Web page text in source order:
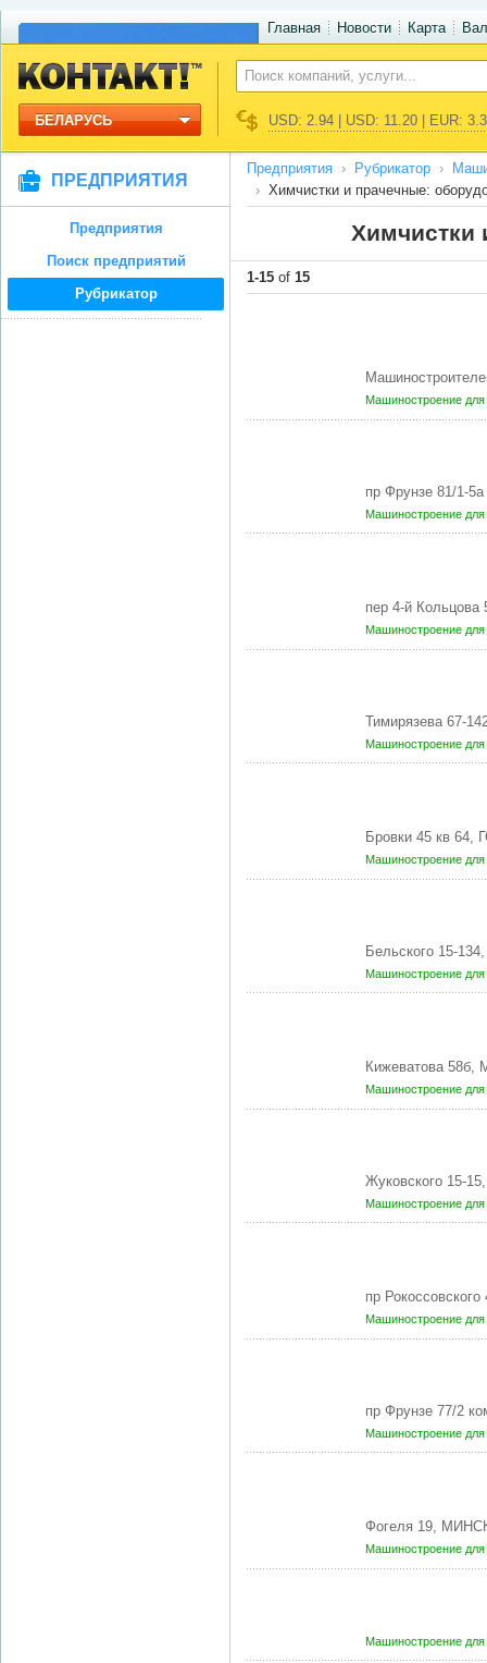
Главная Новости Карта
БЕЛАРУСЬ USD: 2.94 | USD: 11.20 | EUR:
ПРЕДПРИЯТИЯ
Предприятия
Поиск предприятий
Рубрикатор
Предприятия Рубрикатор
Химчистки и прачечные:
Химчистки
1-15 of 15
Машиностроение
пр Фрунзе 81/1-
Машиностроение
пер 4-й
Машиностроение
Тимирязева 67-
Машиностроение
Бровки 45 кв 64,
Машиностроение
Бельского 15-
Машиностроение
Кижеватова 58б,
Машиностроение
Жуковского 15-
Машиностроение
пр
Машиностроение
пр Фрунзе 77/2
Машиностроение
Фогеля 19,
Машиностроение
Машиностроение